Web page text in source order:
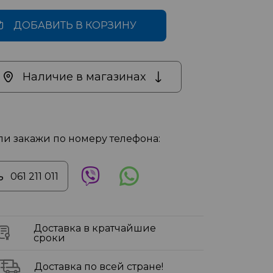
ДОБАВИТЬ В КОРЗИНУ
Наличие в магазинах
закажи по номеру телефона:
061 211 011
Доставка в кратчайшие
сроки
Доставка по всей стране!